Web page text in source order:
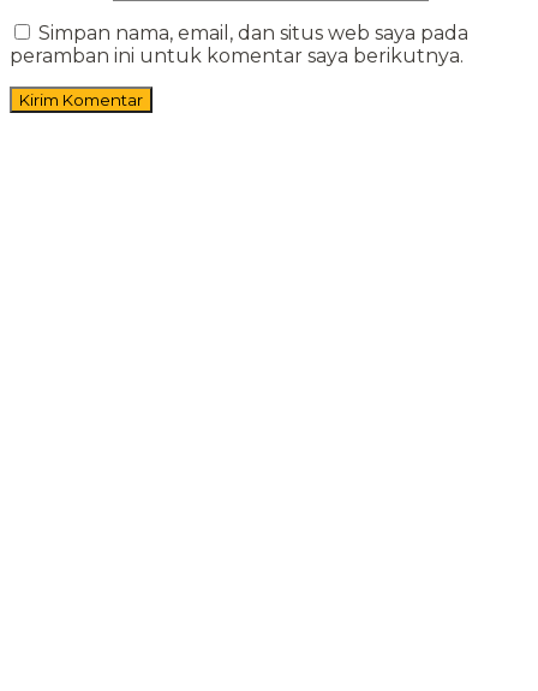
Simpan nama, email, dan situs web saya pada
peramban ini untuk komentar saya berikutnya.